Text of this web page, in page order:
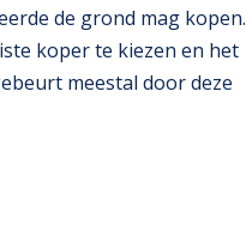
de grond mag kopen.
koper te kiezen en het
meestal door deze